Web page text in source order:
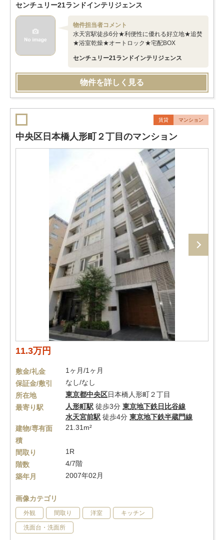
センチュリー21ランドインテリジェンス
物件担当者コメント
水天宮駅徒歩6分★利便性に優れる好立地★追焚
★浴室乾燥★オートロック★宅配BOX
センチュリー21ランドインテリジェンス
物件を詳しく見る
賃貸 マンション
中央区日本橋人形町２丁目のマンション
11.3万円
敷金/礼金
1ヶ月/1ヶ月
保証金/敷引
なし/なし
所在地
東京都中央区日本橋人形町２丁目
最寄り駅
人形町駅 徒歩3分 東京地下鉄日比谷線
水天宮前駅 徒歩4分 東京地下鉄半蔵門線
建物/専有面
積
21.31m²
間取り
1R
階数
4/7階
築年月
2007年02月
画像カテゴリ
外観 間取り 洋室 キッチン
洗面台・洗面所